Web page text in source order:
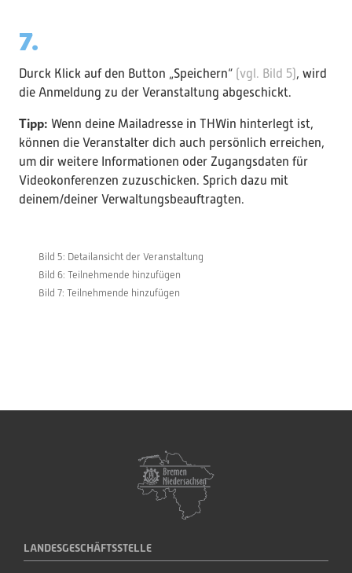
7.
Durck Klick auf den Button „Speichern“ (vgl. Bild 5), wird
die Anmeldung zu der Veranstaltung abgeschickt.
Tipp: Wenn deine Mailadresse in THWin hinterlegt ist,
können die Veranstalter dich auch persönlich erreichen,
um dir weitere Informationen oder Zugangsdaten für
Videokonferenzen zuzuschicken. Sprich dazu mit
deinem/deiner Verwaltungsbeauftragten.
Bild 5: Detailansicht der Veranstaltung
Bild 6: Teilnehmende hinzufügen
Bild 7: Teilnehmende hinzufügen
LANDESGESCHÄFTSSTELLE